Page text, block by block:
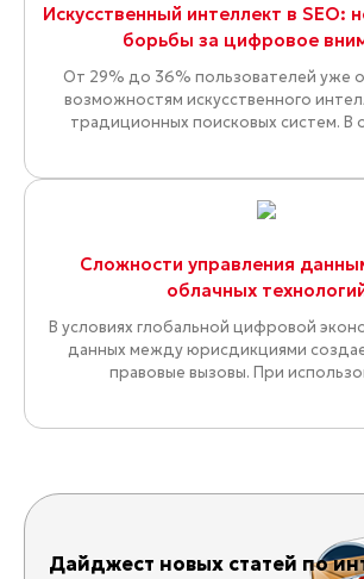
Искусственный интеллект в SEO:
борьбы за цифровое
От 29% до 36% пользователей уже
возможностям искусственного
традиционных поисковых систем. В
Сложности управления
облачных
В условиях глобальной цифровой
данных между юрисдикциями
правовые вызовы. При
Дайджест новых статей по